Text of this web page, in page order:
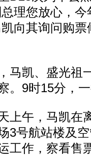
理您放心，
向其询问购
凯、盛光祖
。9时15分，
午，马凯在
3号航站楼及
工作，察看售